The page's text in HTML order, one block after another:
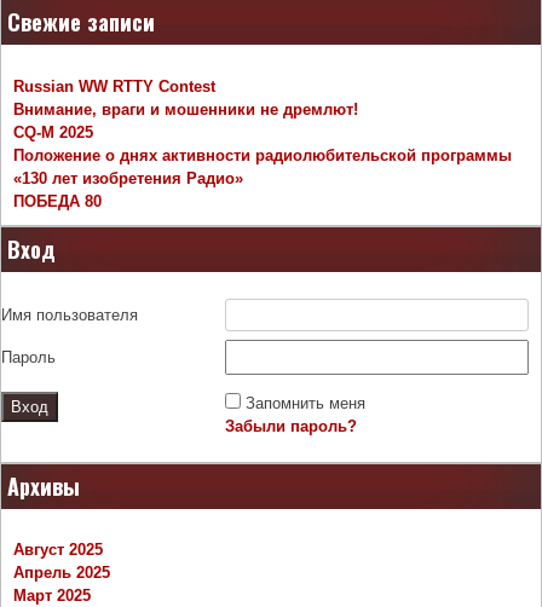
Свежие записи
Russian WW RTTY Contest
Внимание, враги и мошенники не дремлют!
CQ-M 2025
Положение о днях активности радиолюбительской программы
«130 лет изобретения Радио»
ПОБЕДА 80
Вход
Имя пользователя
Пароль
Запомнить меня
Забыли пароль?
Архивы
Август 2025
Апрель 2025
Март 2025